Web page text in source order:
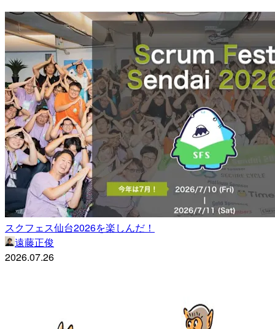
スクフェス仙台2026を楽しんだ！
遠藤正俊
2026.07.26